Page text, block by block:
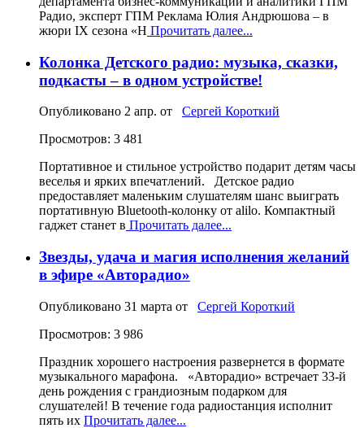
Радио, эксперт ГПМ Реклама Юлия Андрюшова – в
жюри IX сезона «Н Прочитать далее...
Колонка Детского радио: музыка, сказки,
подкасты – в одном устройстве!
Опубликовано 2 апр. от Сергей Короткий
Просмотров: 3 481
Портативное и стильное устройство подарит детям часы
веселья и ярких впечатлений. Детское радио
предоставляет маленьким слушателям шанс выиграть
портативную Bluetooth‑колонку от alilo. Компактный
гаджет станет в Прочитать далее...
Звезды, удача и магия исполнения желаний
в эфире «Авторадио»
Опубликовано 31 марта от Сергей Короткий
Просмотров: 3 986
Праздник хорошего настроения развернется в формате
музыкального марафона. «Авторадио» встречает 33‑й
день рождения с грандиозным подарком для
слушателей! В течение года радиостанция исполнит
пять их Прочитать далее...